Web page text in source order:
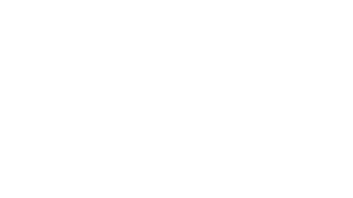
edukacyjnych"